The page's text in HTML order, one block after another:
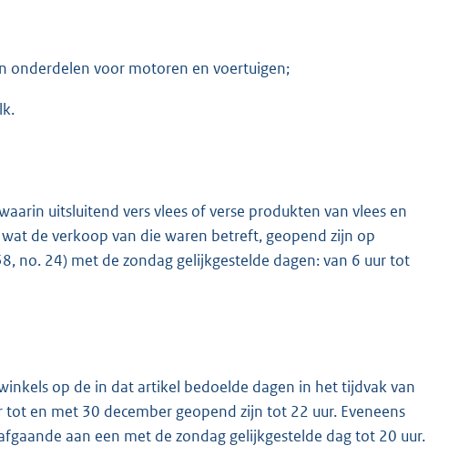
onderdelen voor motoren en voertuigen;
uitsluitend vers vlees of verse produkten van vlees en
de verkoop van die waren betreft, geopend zijn op
no. 24) met de zondag gelijkgestelde dagen: van 6 uur tot
op de in dat artikel bedoelde dagen in het tijdvak van
en met 30 december geopend zijn tot 22 uur. Eveneens
aan een met de zondag gelijkgestelde dag tot 20 uur.